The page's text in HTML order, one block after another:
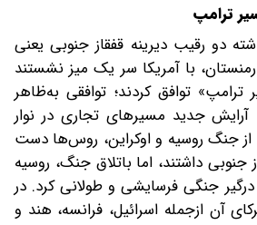
ترامپ
دو رقیب دیرینه قفقاز جنوبی یعنی
با آمریکا سر یک میز نشستند
ترامپ» توافق کردند؛ توافقی به‌ظاهر
آرایش جدید مسیرهای تجاری در نوار
از جنگ روسیه و اوکراین، روس‌ها دست
جنوبی داشتند، اما باتلاق جنگ، روسیه
درگیر جنگی فرسایشی و طولانی کرد. در
آن از‌جمله اسرائیل، فرانسه، هند و